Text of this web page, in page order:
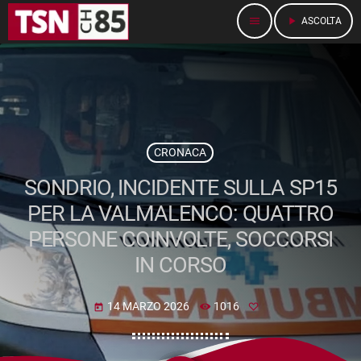
menu play_arrow ASCOLTA
CRONACA
SONDRIO, INCIDENTE SULLA SP15
PER LA VALMALENCO: QUATTRO
PERSONE COINVOLTE, SOCCORSI
IN CORSO
today 14 MARZO 2026 1016